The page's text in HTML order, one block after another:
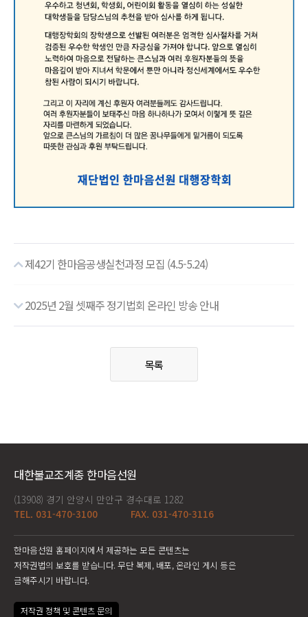
제42기 한마음공생실천과정 모집 (4.5-5.24)
2025년 2월 셋째주 정기법회 온라인 방송 안내
목록
대한불교조계종 한마음선원
(13908) 경기 안양시 만안구 경수대로 1282
TEL. 031-470-3100
FAX. 031-470-3116
한마음선원 홈페이지에서 제공하는 모든 콘텐츠는
저작권법의 보호를 받습니다. 무단 복제, 배포, 온라인 게시 등은
금해주시기 바랍니다.
저작권 정책 및 콘텐츠 문의